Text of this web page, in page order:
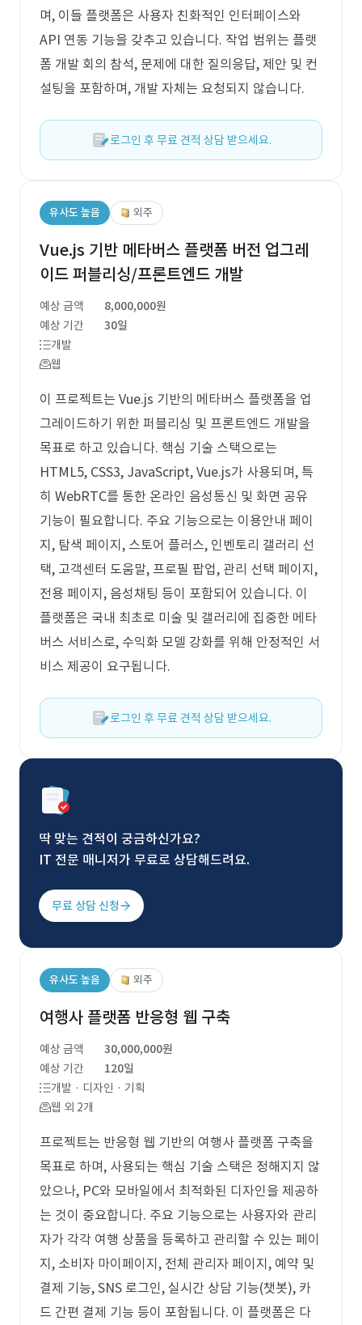
며, 이들 플랫폼은 사용자 친화적인 인터페이스와
API 연동 기능을 갖추고 있습니다. 작업 범위는 플랫
폼 개발 회의 참석, 문제에 대한 질의응답, 제안 및 컨
설팅을 포함하며, 개발 자체는 요청되지 않습니다.
로그인 후 무료 견적 상담 받으세요.
유사도 높음 외주
Vue.js 기반 메타버스 플랫폼 버전 업그레
이드 퍼블리싱/프론트엔드 개발
예상 금액
8,000,000원
예상 기간
30일
개발
웹
이 프로젝트는 Vue.js 기반의 메타버스 플랫폼을 업
그레이드하기 위한 퍼블리싱 및 프론트엔드 개발을
목표로 하고 있습니다. 핵심 기술 스택으로는
HTML5, CSS3, JavaScript, Vue.js가 사용되며, 특
히 WebRTC를 통한 온라인 음성통신 및 화면 공유
기능이 필요합니다. 주요 기능으로는 이용안내 페이
지, 탐색 페이지, 스토어 플러스, 인벤토리 갤러리 선
택, 고객센터 도움말, 프로필 팝업, 관리 선택 페이지,
전용 페이지, 음성채팅 등이 포함되어 있습니다. 이
플랫폼은 국내 최초로 미술 및 갤러리에 집중한 메타
버스 서비스로, 수익화 모델 강화를 위해 안정적인 서
비스 제공이 요구됩니다.
로그인 후 무료 견적 상담 받으세요.
딱 맞는 견적이 궁금하신가요?
IT 전문 매니저가 무료로 상담해드려요.
무료 상담 신청
유사도 높음 외주
여행사 플랫폼 반응형 웹 구축
예상 금액
30,000,000원
예상 기간
120일
개발 · 디자인 · 기획
웹 외 2개
프로젝트는 반응형 웹 기반의 여행사 플랫폼 구축을
목표로 하며, 사용되는 핵심 기술 스택은 정해지지 않
았으나, PC와 모바일에서 최적화된 디자인을 제공하
는 것이 중요합니다. 주요 기능으로는 사용자와 관리
자가 각각 여행 상품을 등록하고 관리할 수 있는 페이
지, 소비자 마이페이지, 전체 관리자 페이지, 예약 및
결제 기능, SNS 로그인, 실시간 상담 기능(챗봇), 카
드 간편 결제 기능 등이 포함됩니다. 이 플랫폼은 다